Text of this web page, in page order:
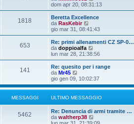
g
i
o
o
m
e
s
s
a
g
g
i
o
e
d
i
l
m
o
m
s
a
g
i
o
dom apr 20, 08:31:13
1818
Beretta Excellence
da RasKebir
e
d
i
u
l
m
o
m
e
s
a
g
g
gio mar 31, 08:41:43
653
Re: primi allenamenti CZ SP-0…
da doppioalfa
e
d
i
l
i
m
o
m
e
lun mar 28, 21:38:56
141
Re: quesito per i range
da Mr45
e
d
i
u
i
m
gio gen 09, 10:02:37
MESSAGGI ULTIMO MESSAGGIO
5462
Re: Denuncia di armi tramite …
da waltherp38
e
lun mar 31, 21:39:09